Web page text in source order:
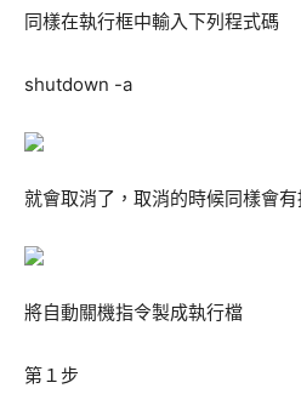
同樣在執行框中輸入下列程式碼
shutdown -a
就會取消了，取消的時候同樣會
將自動關機指令製成執行檔
第１步